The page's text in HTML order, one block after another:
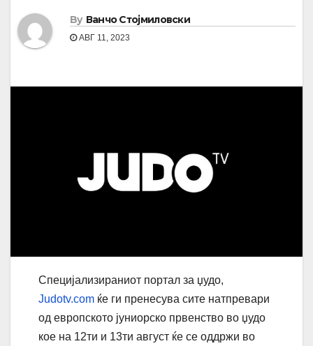
By Ванчо Стојмиловски
АВГ 11, 2023
Специјализираниот портал за џудо,
Judotv.com ќе ги пренесува сите натпревари
од европското јуниорско првенство во џудо
кое на 12ти и 13ти август ќе се оддржи во